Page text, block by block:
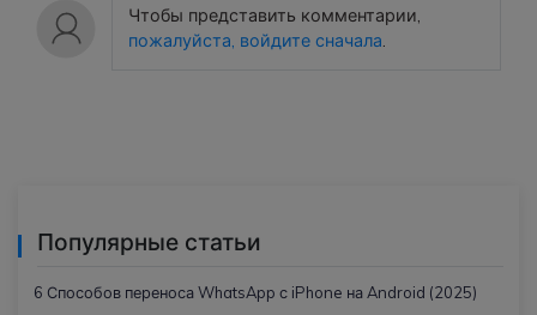
Чтобы представить комментарии,
пожалуйста, войдите сначала.
Популярные статьи
6 Способов переноса WhatsApp с iPhone на Android (2025)